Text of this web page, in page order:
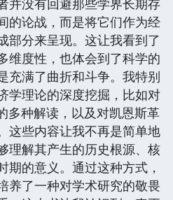
并没有回避那些学界长期存
的论战，而是将它们作为经
部分来呈现。这让我看到了
维度性，也体会到了科学的
充满了曲折和斗争。我特别
学理论的深度挖掘，比如对
多种解读，以及对凯恩斯革
这些内容让我不再是简单地
理解其产生的历史根源、核
期的意义。通过这种方式，
养了一种对学术研究的敬畏